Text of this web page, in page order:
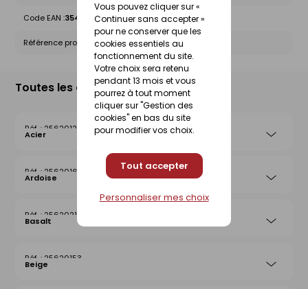
Vous pouvez cliquer sur «
Continuer sans accepter »
pour ne conserver que les
cookies essentiels au
fonctionnement du site.
Votre choix sera retenu
pendant 13 mois et vous
pourrez à tout moment
cliquer sur "Gestion des
cookies" en bas du site
pour modifier vos choix.
Tout accepter
Personnaliser mes choix
Code EAN :3546380007514
Référence produit nationale Gedimat : 25620191
Toutes les déclinaisons
25620122
Acier
25620160
Ardoise
25620214
Basalt
25620153
Beige